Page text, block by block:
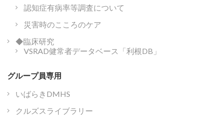
認知症有病率等調査について
災害時のこころのケア
◆臨床研究
VSRAD健常者データベース「利根DB」
グループ員専用
いばらきDMHS
クルズスライブラリー